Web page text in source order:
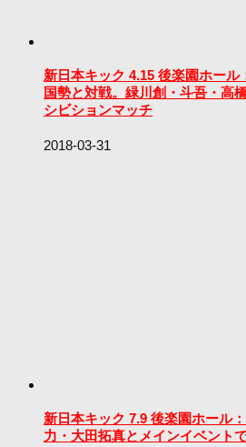
新日本キック 4.15 後楽園ホー
国勢と対戦。緑川創・斗吾・高
シビションマッチ
2018-03-31
新日本キック 7.9 後楽園ホール
力・大田拓真とメインイベント